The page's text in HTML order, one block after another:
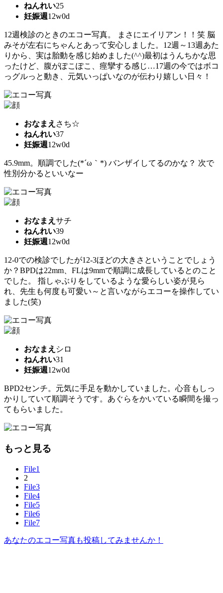
ねんれい25
妊娠週12w0d
12週検診のときのエコー写真。 まさにエイリアン！！笑 脳
みそが左右にちゃんとあって安心しました。12週～13週あた
りから、実は胎動を感じ始めました(^^)最初はうんちかな思
ったけど、腹がぽこぽこ、痙攣する感じ…17週の今ではボコ
っグルっと動き、元気いっぱいなのが伝わり嬉しい日々！
おなまえ さち☆
ねんれい37
妊娠週12w0d
45.9mm。順調でした(*´ω｀*) バンザイしてるのかな？ 次で
性別分かるといいなー
おなまえ サチ
ねんれい39
妊娠週12w0d
12-0での検診でしたが12-3ほどの大きさということでしょう
か？BPDは22mm、FLは9mmで順調に成長しているとのこと
でした。 指しゃぶりをしているような愛らしい姿が見ら
れ、先生も何度も可愛い～と言いながらエコーを操作してい
ました(笑)
おなまえ シロ
ねんれい31
妊娠週12w0d
BPD2センチ。元気に手足を動かしていました。心音もしっ
かりしていて順調そうです。あぐらをかいている瞬間を撮っ
てもらいました。
もっと見る
File1
2
File3
File4
File5
File6
File7
あなたのエコー写真も投稿してみませんか！